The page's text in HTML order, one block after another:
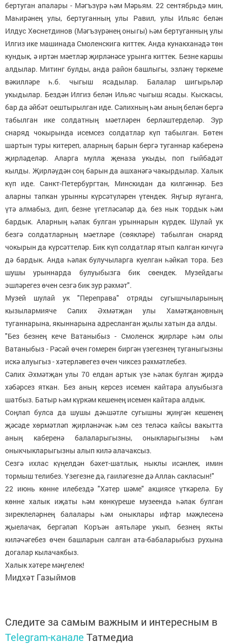
бертуган апалары - Мәгъзүрә һәм Мәрьям. 22 сентябрьдә мин,
Маһирәнең улы, бертуганның улы Равил, улы Ильяс белән
Илдус Хөснетдинов (Мәгъзүрәнең оныгы) һәм бертуганның улы
Илгиз ике машинада Смоленскига киттек. Анда кунакханәдә төн
кундык, ә иртән мәетләр җирләнәсе урынга киттек. Безне каршы
алдылар. Митинг булды, анда район башлыгы, эзләнү төркеме
вәкилләре һ.б. чыгыш ясадылар. Балалар шигырьләр
укыдылар. Бездән Илгиз белән Ильяс чыгыш ясады. Кыскасы,
бар да әйбәт оештырылган иде. Сәлихның һәм аның белән бергә
табылган ике солдатның мәетләрен берләштерделәр. Зур
снаряд чокырында исемсез солдатлар күп табылган. Бөтен
шартын туры китереп, аларның барын бергә туганнар каберенә
җирләделәр. Аларга мулла җеназа укыды, поп гыйбадәт
кылды. Җирләүдән соң барын да ашханәгә чакырдылар. Халык
күп иде. Санкт-Петербургтан, Минскидан да килгәннәр. Без
аларны тапкан урынны күрсәтүләрен үтендек. Яңгыр яуганга,
үтә алмабыз, дип, безне үгетләсәләр дә, без нык тордык һәм
бардык. Аларның һәлак булган урыннарын күрдек. Шулай ук
безгә солдатларның мәетләре (сөякләре) табылган снаряд
чокырын да күрсәттеләр. Бик күп солдатлар ятып калган кичүгә
дә бардык. Анда һәлак булучыларга куелган һәйкәл тора. Без
шушы урыннарда булуыбызга бик сөендек. Музейдагы
эшләрегез өчен сезгә бик зур рәхмәт".
Музей шулай ук "Переправа" отряды сугышчыларының
кызылармияче Сәлих Әхмәтҗан улы Хамәтҗановның
туганнарына, якыннарына адресланган җылы хатын да алды.
"Без безнең кече Ватаныбыз - Смоленск җирләре һәм олы
Ватаныбыз - Рәсәй өчен гомерен биргән үзегезнең туганыгызны
искә алуыгыз - хәтерләвегез өчен чиксез рәхмәтлебез.
Сәлих Әхмәтҗан улы 70 елдан артык үзе һәлак булган җирдә
хәбәрсез яткан. Без аның керсез исемен кайтара алуыбызга
шатбыз. Батыр һәм күркәм кешенең исемен кайтара алдык.
Соңлап булса да шушы дәһшәтле сугышны җиңгән кешенең
җәсәде хөрмәтләп җирләнәчәк һәм сез теләсә кайсы вакытта
аның каберенә балаларыгызны, оныкларыгызны һәм
оныкчыкларыгызны алып килә алачаксыз.
Сезгә ихлас күңелдән бәхет-шатлык, ныклы исәнлек, имин
тормыш телибез. Үзегезне дә, гаиләгезне дә Аллаһ сакласын!"
22 июнь көнне илебездә "Хәтер шәме" акциясе үткәрелә. Бу
көнне халык иҗаты һәм көнкүреше музеенда һәлак булган
зиреклеләрнең балалары һәм оныклары ифтар мәҗлесенә
җыелачак, бергәләп Коръән аятьләре укып, безнең якты
киләчәгебез өчен башларын салган ата-бабаларыбыз рухына
догалар кылачакбыз.
Халык хәтере мәңгелек!
Мидхәт Газыймов
Следите за самым важным и интересным в
Telegram-канале Татмедиа